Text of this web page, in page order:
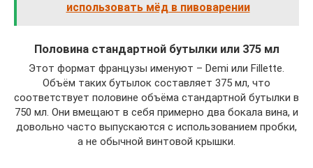
использовать мёд в пивоварении
Половина стандартной бутылки или 375 мл
Этот формат французы именуют – Demi или Fillette.
Объём таких бутылок составляет 375 мл, что
соответствует половине объёма стандартной бутылки в
750 мл. Они вмещают в себя примерно два бокала вина, и
довольно часто выпускаются с использованием пробки,
а не обычной винтовой крышки.